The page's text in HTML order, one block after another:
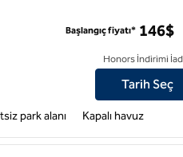
için otel detaylarını
Başlangıç fiyatı* 146$
Honors İndirimi
Tarih Seç
park alanı Kapalı havuz